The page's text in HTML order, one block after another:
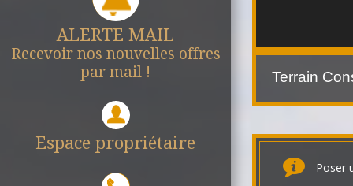
ALERTE MAIL
Recevoir nos nouvelles offres
par mail !
Espace propriétaire
Terrain
Poser